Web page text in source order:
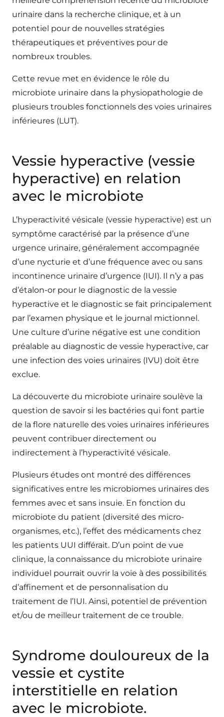
urinaire dans la recherche clinique, et à un
potentiel pour de nouvelles stratégies
thérapeutiques et préventives pour de
nombreux troubles.
Cette revue met en évidence le rôle du
microbiote urinaire dans la physiopathologie de
plusieurs troubles fonctionnels des voies urinaires
inférieures (LUT).
Vessie hyperactive (vessie
hyperactive) en relation
avec le microbiote
L’hyperactivité vésicale (vessie hyperactive) est un
symptôme caractérisé par la présence d’une
urgence urinaire, généralement accompagnée
d’une nycturie et d’une fréquence avec ou sans
incontinence urinaire d’urgence (IUI). Il n’y a pas
d’étalon-or pour le diagnostic de la vessie
hyperactive et le diagnostic se fait principalement
par l’examen physique et le journal mictionnel.
Une culture d’urine négative est une condition
préalable au diagnostic de vessie hyperactive, car
une infection des voies urinaires (IVU) doit être
exclue.
La découverte du microbiote urinaire soulève la
question de savoir si les bactéries qui font partie
de la flore naturelle des voies urinaires inférieures
peuvent contribuer directement ou
indirectement à l’hyperactivité vésicale.
Plusieurs études ont montré des différences
significatives entre les microbiomes urinaires des
femmes avec et sans insuie. En fonction du
microbiote du patient (diversité des micro-
organismes, etc.), l’effet des médicaments chez
les patients UUI différait. D’un point de vue
clinique, la connaissance du microbiote urinaire
individuel pourrait ouvrir la voie à des possibilités
d’affinement et de personnalisation du
traitement de l’IUI. Ainsi, potentiel de prévention
et/ou de meilleur traitement de ce trouble.
Syndrome douloureux de la
vessie et cystite
interstitielle en relation
avec le microbiote.